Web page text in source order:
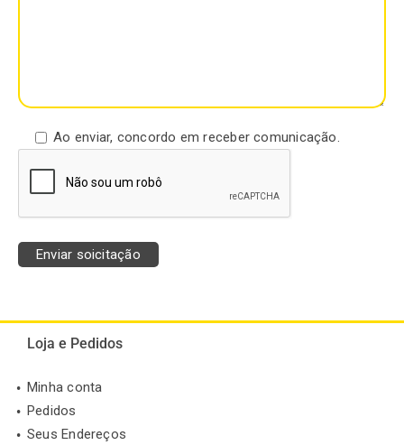
Ao enviar, concordo em receber comunicação.
Loja e Pedidos
Minha conta
Pedidos
Seus Endereços